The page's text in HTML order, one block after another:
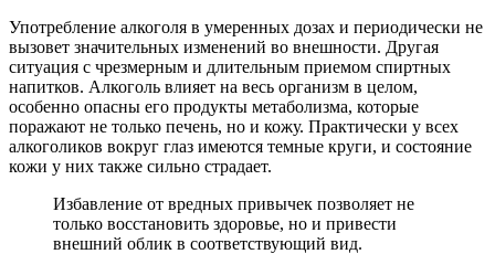
Употребление алкоголя в умеренных дозах и периодически не
вызовет значительных изменений во внешности. Другая
ситуация с чрезмерным и длительным приемом спиртных
напитков. Алкоголь влияет на весь организм в целом,
особенно опасны его продукты метаболизма, которые
поражают не только печень, но и кожу. Практически у всех
алкоголиков вокруг глаз имеются темные круги, и состояние
кожи у них также сильно страдает.
Избавление от вредных привычек позволяет не
только восстановить здоровье, но и привести
внешний облик в соответствующий вид.